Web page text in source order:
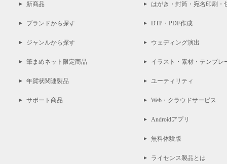
新商品
ブランドから探す
ジャンルから探す
筆まめネット限定商品
年賀状関連製品
サポート商品
はがき・封筒・宛名印刷・
DTP・PDF作成
ウェディング演出
イラスト・素材・テンプレ
ユーティリティ
Web・クラウドサービス
Androidアプリ
無料体験版
ライセンス製品とは